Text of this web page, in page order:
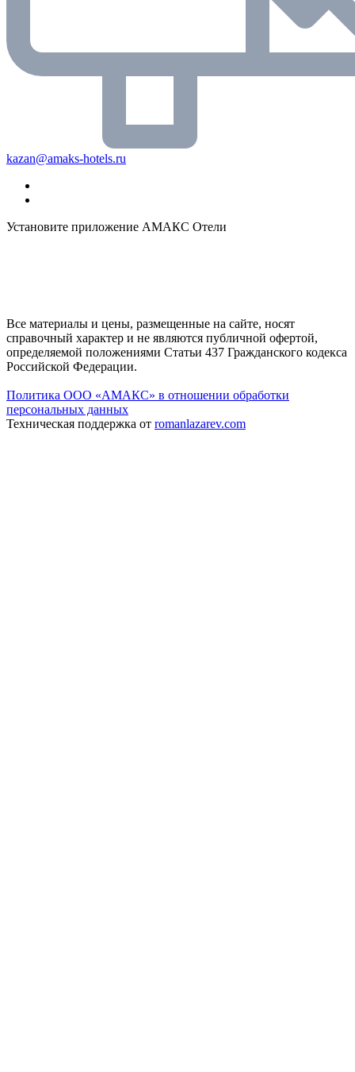
kazan@amaks-hotels.ru
Установите приложение АМАКС Отели
Все материалы и цены, размещенные на сайте, носят
справочный характер и не являются публичной офертой,
определяемой положениями Статьи 437 Гражданского кодекса
Российской Федерации.
Политика ООО «АМАКС» в отношении обработки
персональных данных
Техническая поддержка от romanlazarev.com